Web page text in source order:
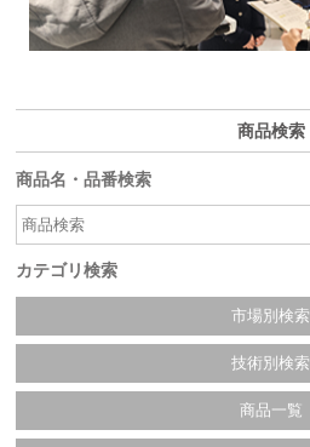
商品検索
商品名・品番検索
カテゴリ検索
市場別検索
技術別検索
商品一覧